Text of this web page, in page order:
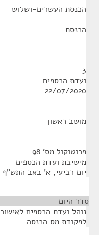
הכנסת העשרים-ושלוש
הכנסת
3
ועדת הכספים
22/07/2020
מושב ראשון
פרוטוקול מס' 98
מישיבת ועדת הכספים
יום רביעי, א' באב התש"ף (22 ביולי 2020), שעה
סדר היום
לפקודת מס הכנסה